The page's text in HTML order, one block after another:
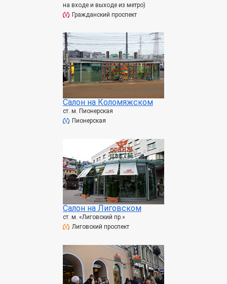
на входе и выходе из метро)
Гражданский проспект
Салон на Коломяжском
ст. м. Пионерская
Пионерская
Салон на Лиговском
ст. м. «Лиговский пр.»
Лиговский проспект